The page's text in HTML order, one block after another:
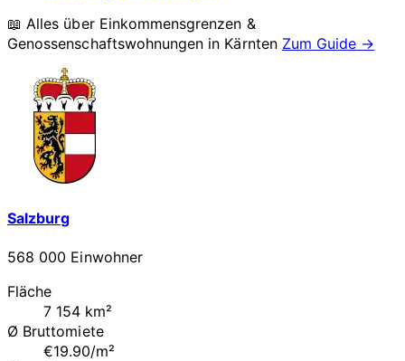
📖 Alles über Einkommensgrenzen &
Genossenschaftswohnungen in Kärnten Zum Guide →
Salzburg
568 000 Einwohner
Fläche
7 154 km²
Ø Bruttomiete
€19.90/m²